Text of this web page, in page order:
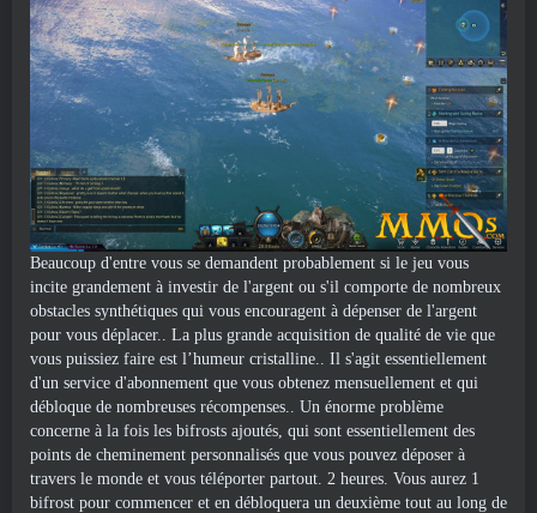
Beaucoup d'entre vous se demandent probablement si le jeu vous
incite grandement à investir de l'argent ou s'il comporte de nombreux
obstacles synthétiques qui vous encouragent à dépenser de l'argent
pour vous déplacer.. La plus grande acquisition de qualité de vie que
vous puissiez faire est l’humeur cristalline.. Il s'agit essentiellement
d'un service d'abonnement que vous obtenez mensuellement et qui
débloque de nombreuses récompenses.. Un énorme problème
concerne à la fois les bifrosts ajoutés, qui sont essentiellement des
points de cheminement personnalisés que vous pouvez déposer à
travers le monde et vous téléporter partout. 2 heures. Vous aurez 1
bifrost pour commencer et en débloquera un deuxième tout au long de